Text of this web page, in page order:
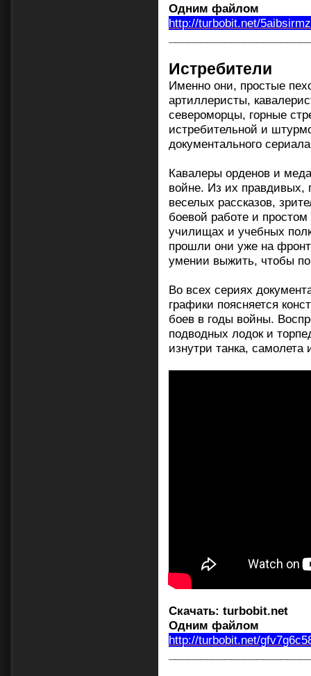
Одним файлом
http://turbobit.net/
Истребители
Именно они, простые
артиллеристы,
североморцы, горные
истребительной и
документального
Кавалеры орденов и
войне. Из их правдивых,
веселых рассказов,
боевой работе и
училищах и учебных
прошли они уже на
умении выжить, чтобы
Во всех сериях
графики поясняется
боев в годы войны.
подводных лодок и
изнутри танка, самолета
Скачать: turbobit.net
Одним файлом
http://turbobit.net/